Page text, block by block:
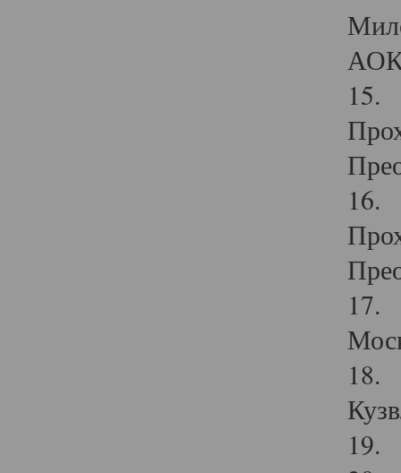
15.
16.
17.
18.
19.